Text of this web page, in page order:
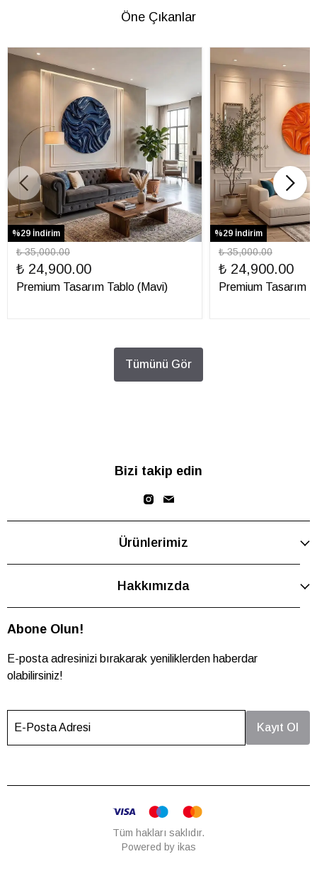
Öne Çıkanlar
%29 İndirim
₺ 35,000.00
₺ 24,900.00
Premium Tasarım Tablo (Mavi)
%29 İndirim
₺ 35,000.00
₺ 24,900.00
Premium Tasarım
Tümünü Gör
Bizi takip edin
Ürünlerimiz
Hakkımızda
Abone Olun!
E-posta adresinizi bırakarak yeniliklerden haberdar
olabilirsiniz!
E-Posta Adresi Kayıt Ol
Tüm hakları saklıdır.
Powered by ikas